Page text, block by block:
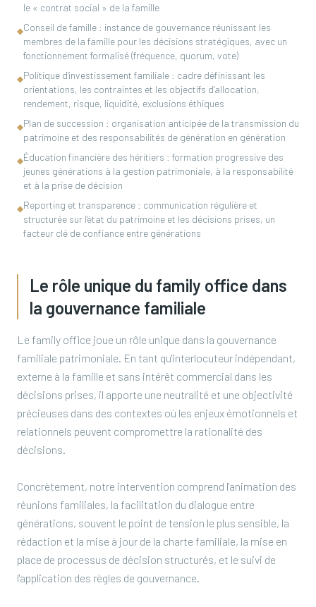
le « contrat social » de la famille
◆Conseil de famille : instance de gouvernance réunissant les
membres de la famille pour les décisions stratégiques, avec un
fonctionnement formalisé (fréquence, quorum, vote)
◆Politique d'investissement familiale : cadre définissant les
orientations, les contraintes et les objectifs d'allocation,
rendement, risque, liquidité, exclusions éthiques
◆Plan de succession : organisation anticipée de la transmission du
patrimoine et des responsabilités de génération en génération
◆Éducation financière des héritiers : formation progressive des
jeunes générations à la gestion patrimoniale, à la responsabilité
et à la prise de décision
◆Reporting et transparence : communication régulière et
structurée sur l'état du patrimoine et les décisions prises, un
facteur clé de confiance entre générations
Le rôle unique du family office dans
la gouvernance familiale
Le family office joue un rôle unique dans la gouvernance
familiale patrimoniale. En tant qu'interlocuteur indépendant,
externe à la famille et sans intérêt commercial dans les
décisions prises, il apporte une neutralité et une objectivité
précieuses dans des contextes où les enjeux émotionnels et
relationnels peuvent compromettre la rationalité des
décisions.
Concrètement, notre intervention comprend l'animation des
réunions familiales, la facilitation du dialogue entre
générations, souvent le point de tension le plus sensible, la
rédaction et la mise à jour de la charte familiale, la mise en
place de processus de décision structurés, et le suivi de
l'application des règles de gouvernance.